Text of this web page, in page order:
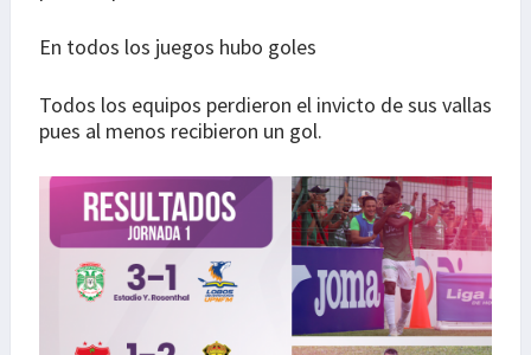
En todos los juegos hubo goles
Todos los equipos perdieron el invicto de sus vallas
pues al menos recibieron un gol.